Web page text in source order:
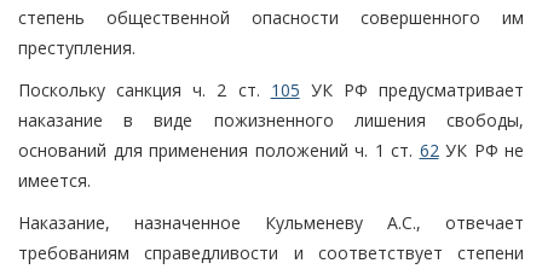
степень общественной опасности совершенного им
преступления.
Поскольку санкция ч. 2 ст. 105 УК РФ предусматривает
наказание в виде пожизненного лишения свободы,
оснований для применения положений ч. 1 ст. 62 УК РФ не
имеется.
Наказание, назначенное Кульменеву А.С., отвечает
требованиям справедливости и соответствует степени